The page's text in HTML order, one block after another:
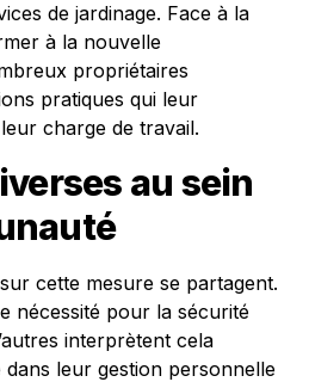
de jardinage. Face à la
à la nouvelle
propriétaires
pratiques qui leur
charge de travail.
au sein
cette mesure se partagent.
nécessité pour la sécurité
interprètent cela
leur gestion personnelle